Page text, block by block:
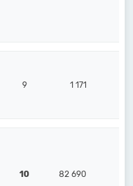
9 1 171
10 82 690